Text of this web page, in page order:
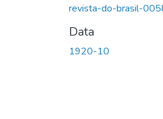
revista-do-brasil-
Data
1920-10